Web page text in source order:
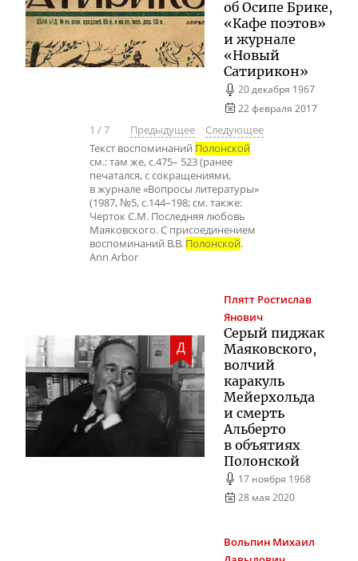
об Осипе Брике,
«Кафе поэтов»
и журнале
«Новый
Сатирикон»
20 декабря 1967
22 февраля 2017
1 /7 Предыдущее
Следующее
Текст воспоминаний Полонской
см.: там же, с.475– 523 (ранее
печатался, с сокращениями,
в журнале «Вопросы литературы»
(1987, №5, с.144–198; см. также:
Черток С.М. Последняя любовь
Маяковского. С присоединением
воспоминаний В.В. Полонской.
Ann Arbor
Д
Плятт Ростислав
Янович
Серый пиджак
Маяковского,
волчий
каракуль
Мейерхольда
и смерть
Альберто
в объятиях
Полонской
17 ноября 1968
28 мая 2020
Вольпин Михаил